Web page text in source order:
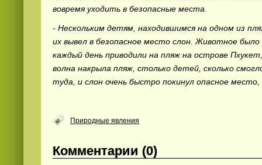
вовремя уходить в безопасные места.
- Нескольким детям, находившимся на одном из
их вывел в безопасное место слон. Животное
каждый день приводили на пляж на острове
волна накрыла пляж, столько детей, сколько
туда, и слон очень быстро покинул опасное
Природные явления
Комментарии (0)